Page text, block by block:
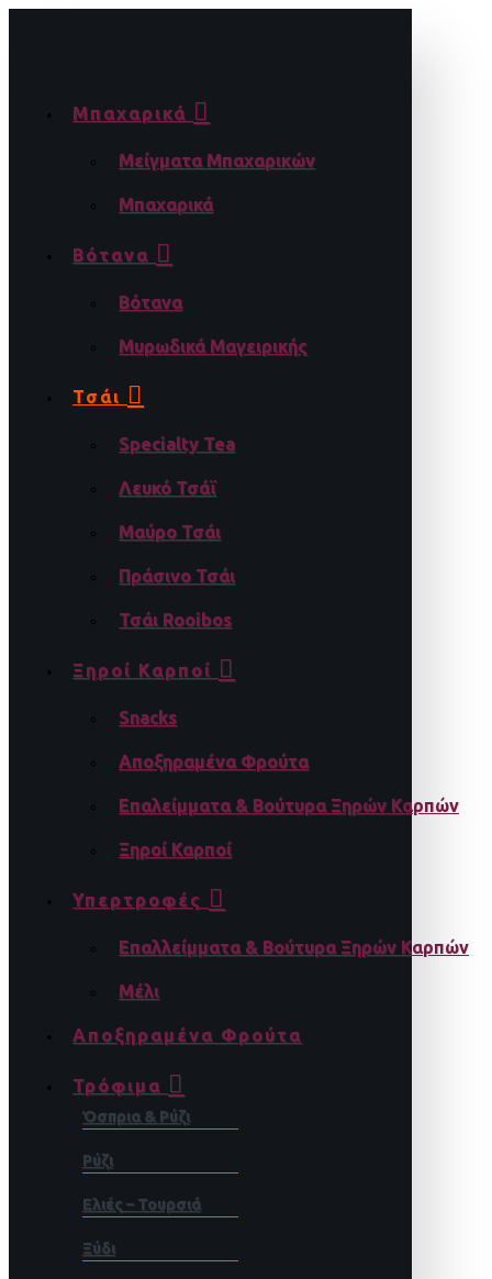
Μπαχαρικά
Μείγματα Μπαχαρικών
Μπαχαρικά
Βότανα
Βότανα
Μυρωδικά Μαγειρικής
Τσάι
Specialty Tea
Λευκό Τσάϊ
Μαύρο Τσάι
Πράσινο Τσάι
Τσάι Rooibos
Ξηροί Καρποί
Snacks
Αποξηραμένα Φρούτα
Επαλείμματα & Βούτυρα Ξηρών Καρπών
Ξηροί Καρποί
Υπερτροφές
Επαλλείμματα & Βούτυρα Ξηρών Καρπών
Μέλι
Αποξηραμένα Φρούτα
Τρόφιμα
Όσπρια & Ρύζι
Ρύζι
Ελιές – Τουρσιά
Ξύδι